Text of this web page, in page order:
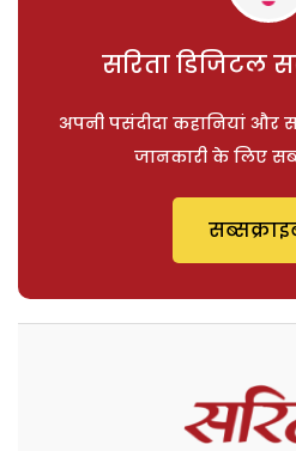
सरिता डिजिटल
अपनी पसंदीदा कहानियां और
जानकारी के लिए